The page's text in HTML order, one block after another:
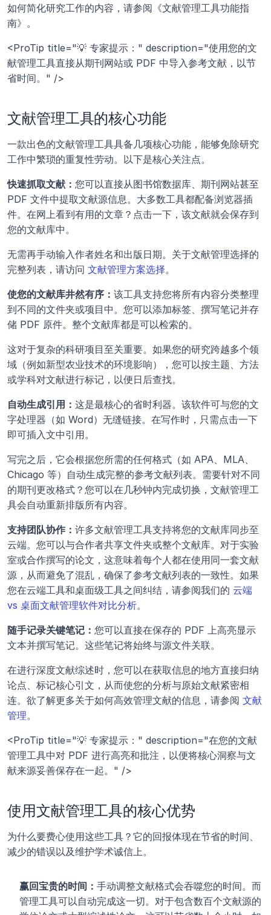
如何简化研究工作的内容，请参阅《文献管理工具功能指
南》。
<ProTip title="💡 专家提示：" description="使用您的文
献管理工具直接从期刊网站或 PDF 中导入参考文献，以节
省时间。" />
文献管理工具的核心功能
一款出色的文献管理工具具备几项核心功能，能够免除研究
工作中繁琐的重复性劳动。以下是核心关注点。
快速抓取文献： 您可以直接从图书馆数据库、期刊网站甚至
PDF 文件中提取文献源信息。大多数工具都配备浏览器插
件。在网上看到有用的文章？点击一下，该文献就会保存到
您的文献库中。
无需再手动输入作者姓名和出版日期。关于文献管理选择的
完整列表，请访问 文献管理方案选择。
使您的文献库井然有序： 该工具支持您将所有内容分类整理
到不同的文件夹或项目中。您可以添加标签、撰写笔记并存
储 PDF 原件。整个文献库都是可以检索的。
这对于复杂的科研项目至关重要。如果您的研究跨越多个领
域（例如新型农业技术的环境影响），您可以按主题、方法
或学科对文献进行标记，以便日后查找。
自动生成引用： 这是最核心的省时利器。该软件可与您的文
字处理器（如 Word）无缝链接。在写作时，只需点击一下
即可插入文中引用。
写完之后，它会根据您所需的任何格式（如 APA、MLA、
Chicago 等）自动生成完整的参考文献列表。需要针对不同
的期刊更改格式？您可以在几秒钟内完成切换，文献管理工
具会自动重新排版所有内容。
支持团队协作： 许多文献管理工具支持将您的文献库同步至
云端。您可以与合作者共享文件夹或整个文献库。对于实验
室或合作撰写的论文，这意味着每个人都在使用同一套文献
源，从而避免了混乱，确保了参考文献列表的一致性。如果
您在云端工具和桌面级工具之间纠结，请参阅我们的 云端
vs 桌面文献管理软件对比分析。
随手记录关键笔记： 您可以直接在保存的 PDF 上高亮显示
文本并撰写笔记。这些笔记将始终与源文件关联。
在进行深度文献综述时，您可以在获取信息的地方直接归纳
论点、标记核心引文，从而使您的分析与原始文献紧密相
连。欲了解更多关于如何高效管理文献的信息，请参阅 文献
管理。
<ProTip title="💡 专家提示：" description="在您的文献
管理工具中对 PDF 进行高亮和批注，以便将核心洞察与文
献来源妥善保存在一起。" />
使用文献管理工具的核心优势
为什么要费心使用这些工具？它的回报体现在节省的时间、
减少的错误以及维护学术诚信上。
赢回宝贵的时间： 手动调整文献格式会吞噬您的时间。而
管理工具可以自动完成这一切。对于包含数百个文献源的